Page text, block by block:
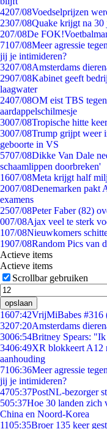
4207/08Voedselprijzen
2307/08Quake krijgt na 30
207/08De
7107/08Meer agressie
jij je intimideren?
3207/08Amsterdams
2907/08Kabinet geeft
laagwater
2407/08OM eist TBS
aardappelschilmesje
3007/08Tropische hitte
3007/08Trump grijpt weer
geboorte in VS
5707/08Dikke Van Dale
schaamlippen doorbreken'
1607/08Meta krijgt half
2007/08Denemarken pakt
examens
2507/08Peter Faber (82)
007/08Ajax veel te sterk
107/08Nieuwkomers
1907/08Random Pics van
Actieve items
Actieve items
Scrollbar gebruiken
opslaan
1607:42VrijMiBabes #316
3207:20Amsterdams
3006:54Britney Spears:
3406:49XR blokkeert A12
aanhouding
7106:36Meer agressie
jij je intimideren?
4705:37PostNL-bezorger
505:37Hoe 30 landen zich
China en Noord-Korea
1105:35Broer 135 keer